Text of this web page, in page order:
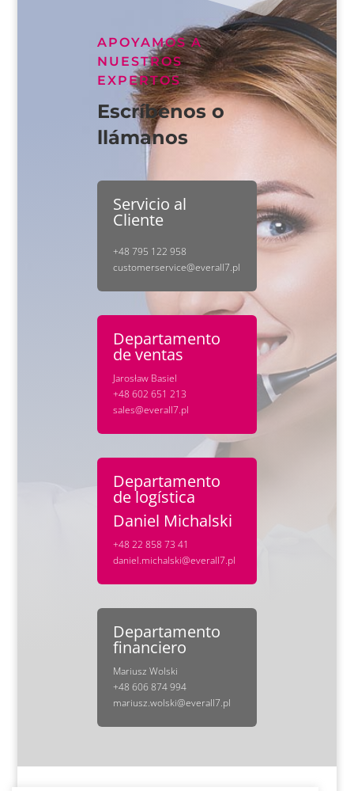
APOYAMOS A
NUESTROS
EXPERTOS
Escríbenos o
llámanos
Servicio al
Cliente
+48 795 122 958
customerservice@everall7.pl
Departamento
de ventas
Jarosław Basiel
+48 602 651 213
sales@everall7.pl
Departamento
de logística
Daniel Michalski
+48 22 858 73 41
daniel.michalski@everall7.pl
Departamento
financiero
Mariusz Wolski
+48 606 874 994
mariusz.wolski@everall7.pl